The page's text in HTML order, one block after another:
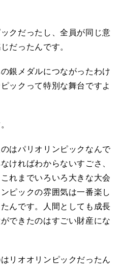
クだったし、全員が同じ意
だったんです。
銀メダルにつながったわけ
ックって特別な舞台ですよ
はパリオリンピックなんで
ければわからないすごさ、
れまでいろいろ大きな大会
ピックの雰囲気は一番楽し
んです。人間としても成長
できたのはすごい財産にな
リオオリンピックだったん